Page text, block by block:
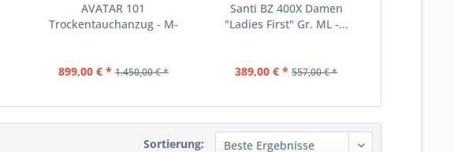
AVATAR 101
Trockentauchanzug - M-
899,00 € * 1.450,00 € *
Santi BZ 400X Damen
"Ladies First" Gr. ML -...
389,00 € * 557,00 € *
Sortierung: